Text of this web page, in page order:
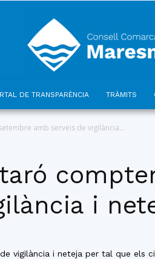
Comarcal
DE TRANSPARÈNCIA TRÀMITS
amb serveis de vigilància...
i
vigilància i neteja per tal que els